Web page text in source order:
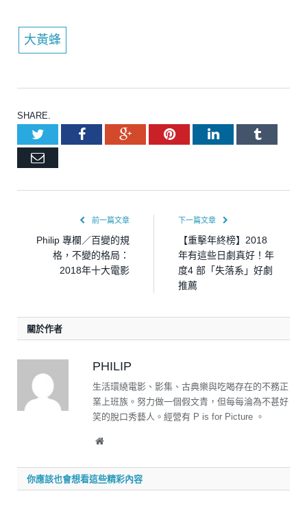
大黃蜂
SHARE.
TwitterFacebookGoogle+PinterestLinkedInTumblr
Email
前一篇文章
Philip 專欄／百變的規
格，不變的格局：
2018年十大電影
下一篇文章
【重擊年終榜】2018
年有這些日劇真好！年
度4 部「失落系」好劇
推薦
關於作者
PHILIP
生活環繞電影、影集、古典樂與吃喝存在的不務正
業上班族。努力做一個假文青，但每每淪為不甚好
笑的脫口秀藝人。經營有 P is for Picture 。
Website
你應該也會想看這些精彩內容